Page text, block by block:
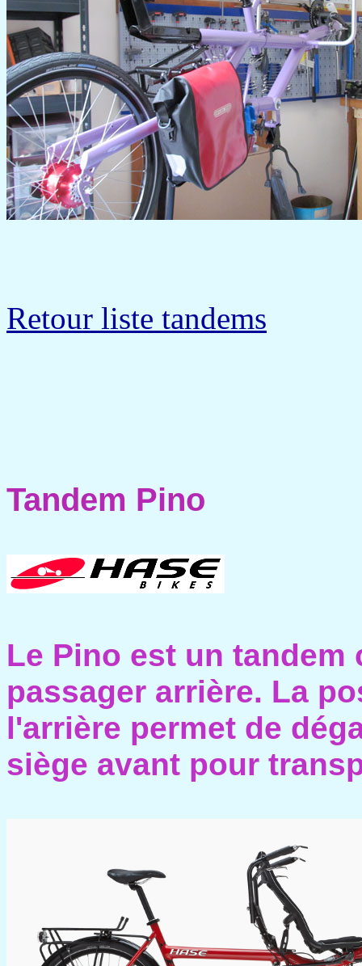
Retour liste tandems
Tandem Pino
Le Pino est un
passager arrière. La
l'arrière permet de
siège avant pour